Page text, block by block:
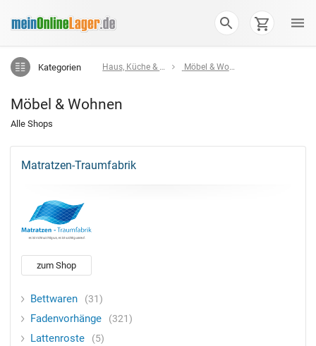
Kategorien Haus, Küche & Wohnen Möbel & Wohnen
Möbel & Wohnen
Alle Shops
Matratzen-Traumfabrik
zum Shop
Bettwaren 31
Fadenvorhänge 321
Lattenroste 5